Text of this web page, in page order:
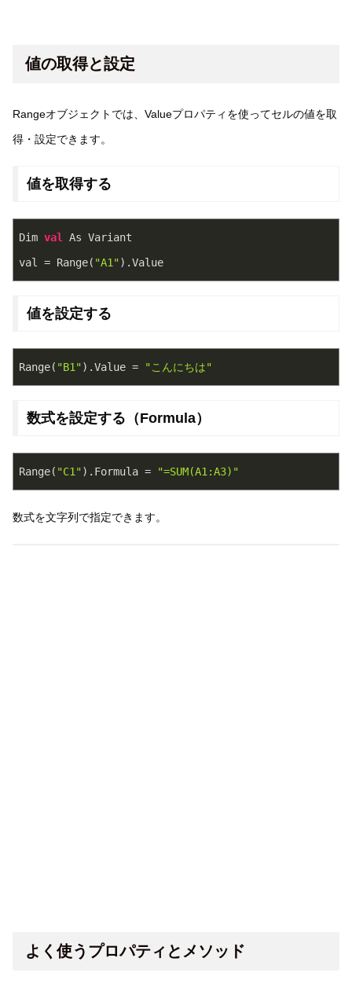
値の取得と設定
Rangeオブジェクトでは、Valueプロパティを使ってセルの値を取
得・設定できます。
値を取得する
Dim val
As Variant
val = Range( "A1").Value
値を設定する
Range( "B1").Value = "こんにちは"
数式を設定する（Formula）
Range( "C1").Formula = "=SUM(A1:A3)"
数式を文字列で指定できます。
よく使うプロパティとメソッド